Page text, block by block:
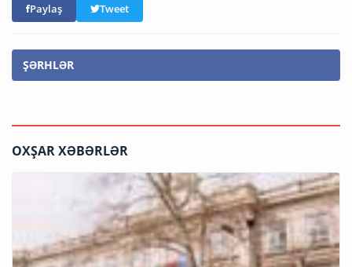
Paylaş Tweet
ŞƏRHLƏR
OXŞAR XƏBƏRLƏR